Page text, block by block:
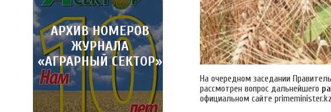
АРХИВ НОМЕРОВ
ЖУРНАЛА
«АГРАРНЫЙ СЕКТОР»
На очередном заседании
рассмотрен вопрос дальнейшего
официальном сайте